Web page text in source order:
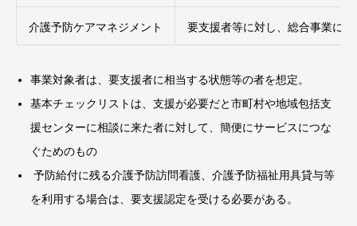
介護予防ケアマネジメント 要支援者等に対し、総合事業に
事業対象者は、要支援者に相当する状態等の者を想定。
基本チェックリストは、支援が必要だと市町村や地域包括支
援センターに相談に来た者に対して、簡便にサービスにつな
ぐためのもの
予防給付に残る介護予防訪問看護、介護予防福祉用具貸与等
を利用する場合は、要支援認定を受ける必要がある。